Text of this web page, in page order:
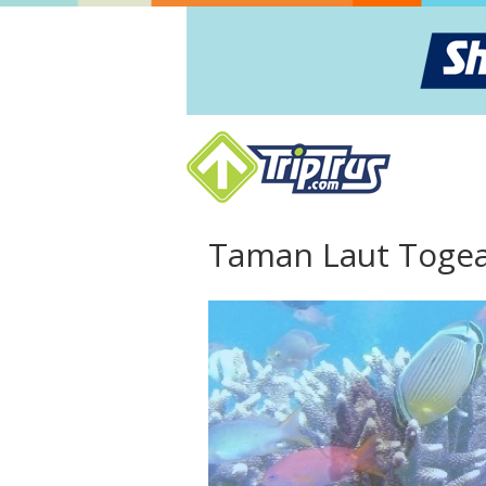
Taman Laut